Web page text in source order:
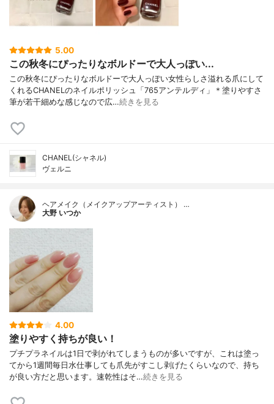
5.00
この秋冬にぴったりなボルドーで大人っぽい...
この秋冬にぴったりなボルドーで大人っぽい女性らしさ溢れる爪にして
くれるCHANELのネイルポリッシュ「765アンテルディ」＊塗りやすさ
筆が若干細めな感じなので広…続きを見る
CHANEL(シャネル)
ヴェルニ
ヘアメイク（メイクアップアーティスト） …
大野 いつか
4.00
塗りやすく持ちが良い！
プチプラネイルは1日で剥がれてしまうものが多いですが、これは塗っ
てから1週間毎日水仕事しても爪先がすこし剥げたくらいなので、持ち
が良い方だと思います。速乾性はそ…続きを見る